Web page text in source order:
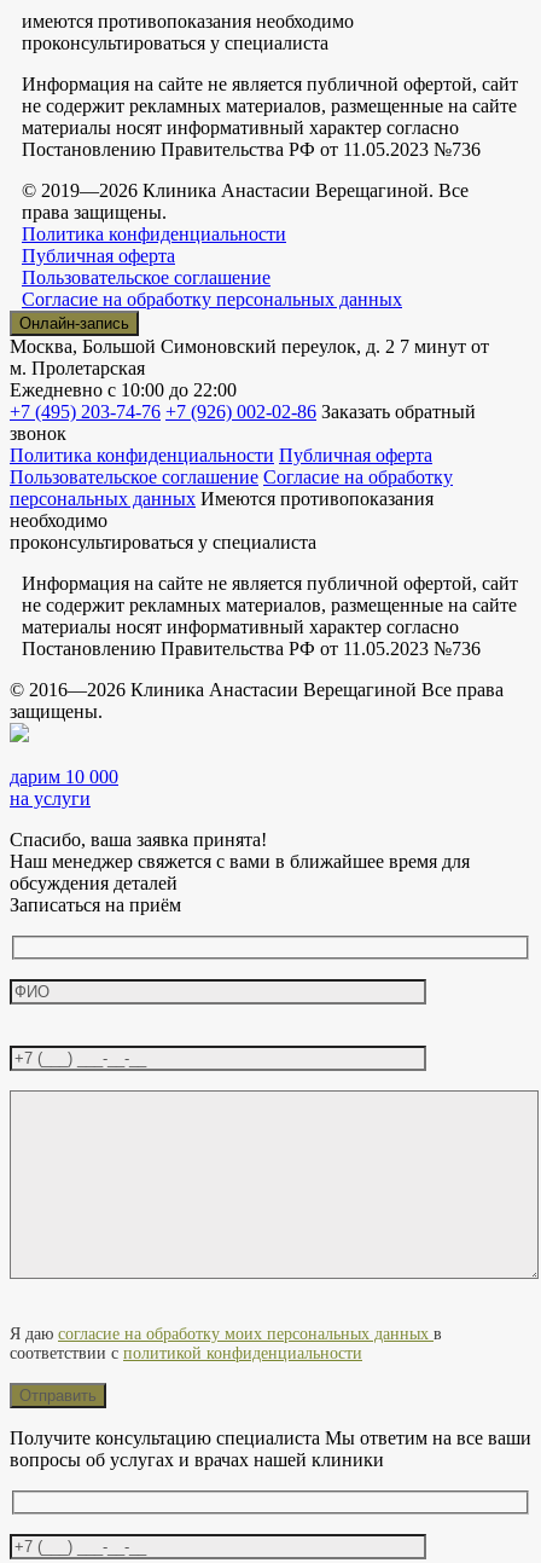
имеются противопоказания необходимо
проконсультироваться у специалиста
Информация на сайте не является публичной офертой, сайт
не содержит рекламных материалов, размещенные на сайте
материалы носят информативный характер согласно
Постановлению Правительства РФ от 11.05.2023 №736
© 2019—2026 Клиника Анастасии Верещагиной. Все
права защищены.
Политика конфиденциальности
Публичная оферта
Пользовательское соглашение
Согласие на обработку персональных данных
Онлайн-запись
Москва, Большой Симоновский переулок, д. 2 7 минут от
м. Пролетарская
Ежедневно с 10:00 до 22:00
+7 (495) 203-74-76 +7 (926) 002-02-86 Заказать обратный
звонок
Политика конфиденциальности Публичная оферта
Пользовательское соглашение Согласие на обработку
персональных данных Имеются противопоказания
необходимо
проконсультироваться у специалиста
Информация на сайте не является публичной офертой, сайт
не содержит рекламных материалов, размещенные на сайте
материалы носят информативный характер согласно
Постановлению Правительства РФ от 11.05.2023 №736
© 2016—2026 Клиника Анастасии Верещагиной Все права
защищены.
дарим 10 000
на услуги
Спасибо, ваша заявка принята!
Наш менеджер свяжется с вами в ближайшее время для
обсуждения деталей
Записаться на приём
Я даю согласие на обработку моих персональных данных в
соответствии с политикой конфиденциальности
Получите консультацию специалиста Мы ответим на все ваши
вопросы об услугах и врачах нашей клиники